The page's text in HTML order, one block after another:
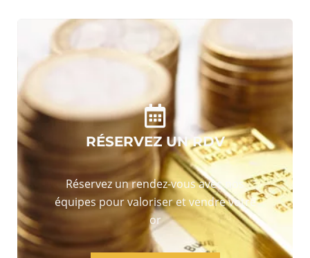
RÉSERVEZ UN RDV
Réservez un rendez-vous avec nos
équipes pour valoriser et vendre votre
or